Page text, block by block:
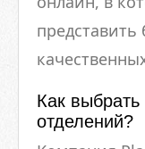
Как
отделений?